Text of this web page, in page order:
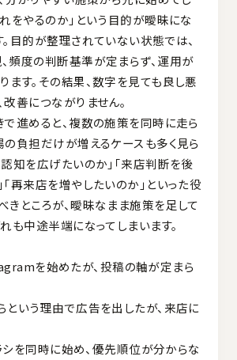
れをやるのか」という目的が曖昧にな
。目的が整理されていない状態では、
頻度の判断基準が定まらず、運用が
ます。その結果、数字を見ても良し悪
改善につながりません。
で進めると、複数の施策を同時に走ら
の負担だけが増えるケースも多く見ら
認知を広げたいのか」「来店判断を後
「再来店を増やしたいのか」といった役
きところが、曖昧なまま施策を足して
れも中途半端になってしまいます。
を始めたが、投稿の軸が定まら
という理由で広告を出したが、来店に
シを同時に始め、優先順位が分からな